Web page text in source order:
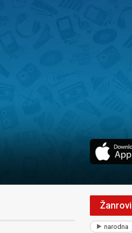
Žanrovi
narodna